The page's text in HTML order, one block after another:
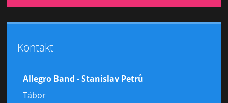
Kontakt
Allegro Band - Stanislav Petrů
Tábor